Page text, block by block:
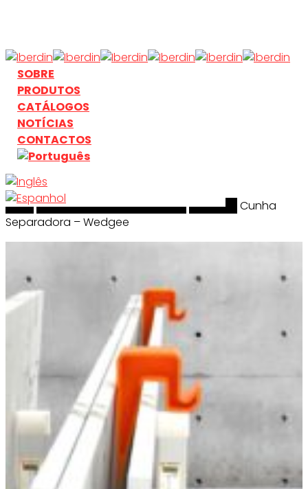
main
content
search
Menu
SOBRE
PRODUTOS
CATÁLOGOS
NOTÍCIAS
CONTACTOS
search
InícioManuseamento & ElevaçãoAardwolf
Cunha
Separadora – Wedgee